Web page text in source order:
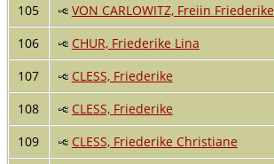
105
VON CARLOWITZ, Freiin Friederike
106
CHUR, Friederike Lina
107
CLESS, Friederike
108
CLESS, Friederike
109
CLESS, Friederike Christiane